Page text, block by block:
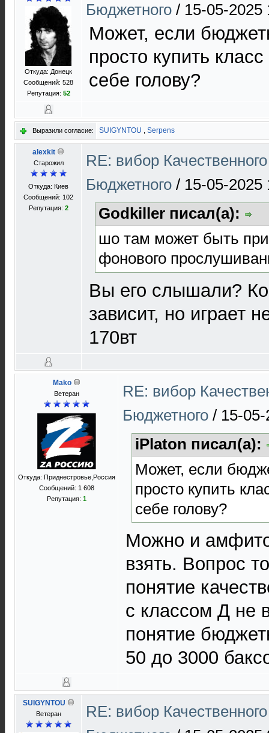
Откуда: Донецк
Сообщений: 528
Репутация: 52
Бюджетного / 15-05-2025
Может, если
просто купить
себе голову?
Выразили согласие: SUIGYNTOU , Serpens
alexkit
Старожил
Откуда: Киев
Сообщений: 102
Репутация: 2
RE: вибор
Бюджетного / 15-05-2025
Godkiller писал(а):
шо там может быть
фонового
Вы его слышали?
зависит, но играет
170вт
Mako
Ветеран
Откуда: Приднестровье,Россия
Сообщений: 1 608
Репутация: 1
RE: вибор
Бюджетного / 15-
iPlaton писал(а):
Может, если
просто купить
себе голову?
Можно и
взять. Вопрос
понятие
с классом Д не
понятие
50 до 3000
SUIGYNTOU
Ветеран
RE: вибор